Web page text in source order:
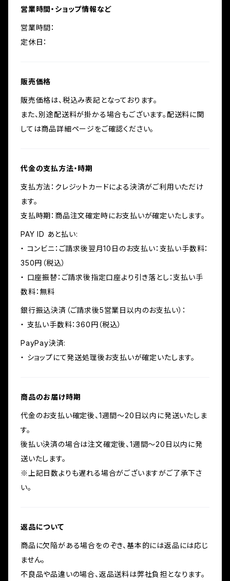
営業時間・ショップ情報など
営業時間：
定休日：
販売価格
販売価格は、税込み表記となっております。
また、別途配送料が掛かる場合もございます。配送料に関
しては商品詳細ページをご確認ください。
代金の支払方法・時期
支払方法：クレジットカードによる決済がご利用いただけ
ます。
支払時期：商品注文確定時にお支払いが確定いたします。
PAY ID あと払い:
・ コンビニ：ご請求後翌月10日のお支払い：支払い手数料：
350円（税込）
・ 口座振替：ご請求後指定口座より引き落とし：支払い手
数料：無料
銀行振込決済（ご請求後5営業日以内のお支払い）：
・ 支払い手数料：360円（税込）
PayPay決済:
・ ショップにて発送処理後お支払いが確定いたします。
商品のお届け時期
代金のお支払い確定後、1週間～20日以内に発送いたしま
す。
後払い決済の場合は注文確定後、1週間～20日以内に発
送いたします。
※上記日数よりも遅れる場合がございますがご了承下さ
い。
返品について
商品に欠陥がある場合をのぞき、基本的には返品には応じ
ません。
不良品や品違いの場合、返品送料は弊社負担となります。